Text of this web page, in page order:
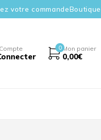
votre commandeBoutique
0 Mon panier
0,00€